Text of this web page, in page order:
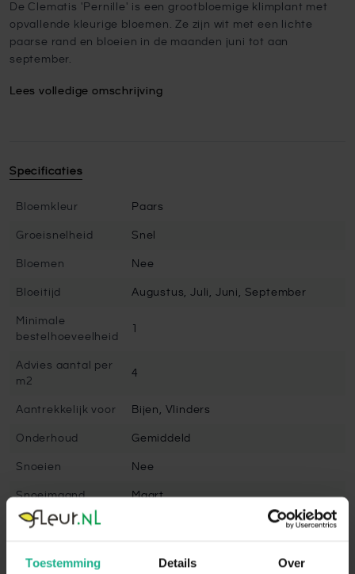
Toestemming Details Over
De Clematis 'Pernille' is een grootbloemige klimplant met
opvallende kleurige bloemen. Ze zijn wit met een lichte
paarse rand en bloeien in de maanden juni tot aan
september.
Lees volledige omschrijving
Specificaties
Bloemkleur Paars
Groeisnelheid Snel
Bloemen Nee
Bloeitijd Augustus, Juli, Juni, September
Minimale
bestelhoeveelheid
Advies aantal per
m2
4
Aantrekkelijk voor Bijen, Vlinders
Onderhoud Gemiddeld
Snoeien Nee
Snoeimaand Maart
Volgroeide hoogte